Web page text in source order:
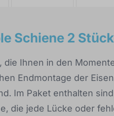
Schiene 2 Stück
die Ihnen in den
Endmontage der
Im Paket enthalten
die jede Lücke oder